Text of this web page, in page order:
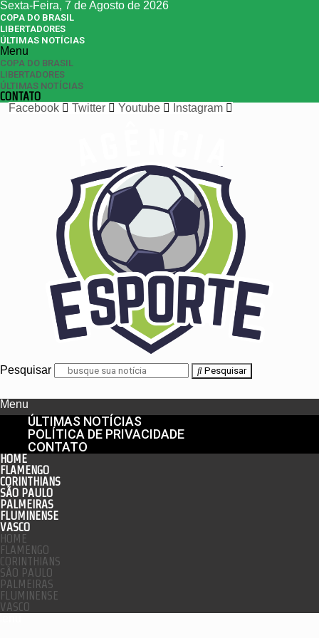
Sexta-Feira, 7 de Agosto de 2026
COPA DO BRASIL
LIBERTADORES
ÚLTIMAS NOTÍCIAS
Menu
COPA DO BRASIL
LIBERTADORES
ÚLTIMAS NOTÍCIAS
CONTATO
Facebook
Twitter Youtube Instagram
Pesquisar Pesquisar
Menu
ÚLTIMAS NOTÍCIAS
POLÍTICA DE PRIVACIDADE
CONTATO
HOME
FLAMENGO
CORINTHIANS
SÃO PAULO
PALMEIRAS
FLUMINENSE
VASCO
HOME
FLAMENGO
CORINTHIANS
SÃO PAULO
PALMEIRAS
FLUMINENSE
VASCO